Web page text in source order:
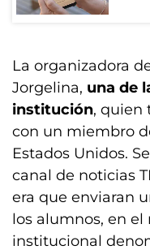
La organizadora
Jorgelina, una de
institución, quien
con un miembro
Estados Unidos.
canal de noticias
era que enviaran
los alumnos, en
institucional